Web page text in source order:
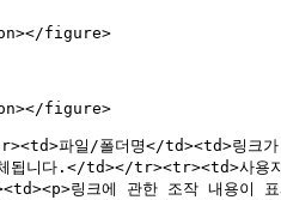
figure>
figure>
파일/폴더명</td><td>링크가
다.</td></tr><tr><td>사용자
링크에 관한 조작 내용이